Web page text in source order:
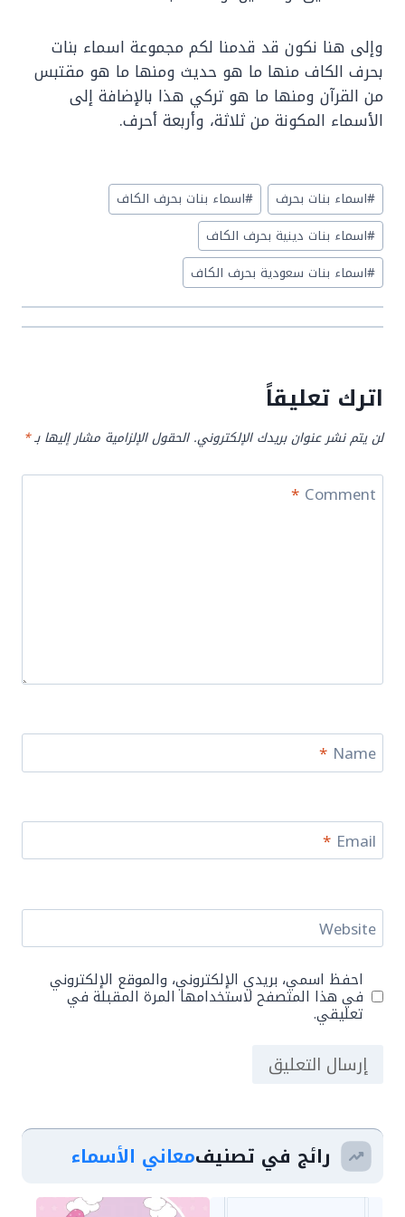
وإلى هنا نكون قد قدمنا لكم مجموعة اسماء بنات
بحرف الكاف منها ما هو حديث ومنها ما هو مقتبس
من القرآن ومنها ما هو تركي هذا بالإضافة إلى
الأسماء المكونة من ثلاثة، وأربعة أحرف.
Post
Tags:
#اسماء بنات بحرف #اسماء بنات بحرف الكاف
#اسماء بنات دينية بحرف الكاف
#اسماء بنات سعودية بحرف الكاف
اترك تعليقاً
لن يتم نشر عنوان بريدك الإلكتروني. الحقول الإلزامية مشار إليها بـ*
Comment
*
Name
*
Email
*
Website
احفظ اسمي، بريدي الإلكتروني، والموقع الإلكتروني
في هذا المتصفح لاستخدامها المرة المقبلة في
تعليقي.
رائج في تصنيفمعاني الأسماء